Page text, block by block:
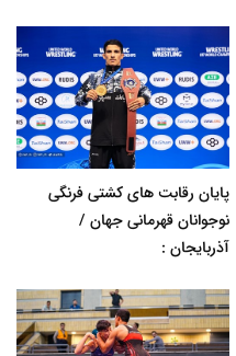
پایان رقابت های کشتی فرنگی
نوجوانان قهرمانی جهان /
آذربایجان :